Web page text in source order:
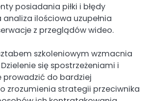
posiadania piłki i błędy
analiza ilościowa uzupełnia
z przeglądów wideo.
szkoleniowym wzmacnia
się spostrzeżeniami i
prowadzić do bardziej
zrozumienia strategii przeciwnika